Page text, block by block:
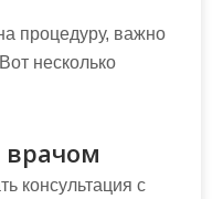
процедуру, важно
несколько
врачом
консультация с